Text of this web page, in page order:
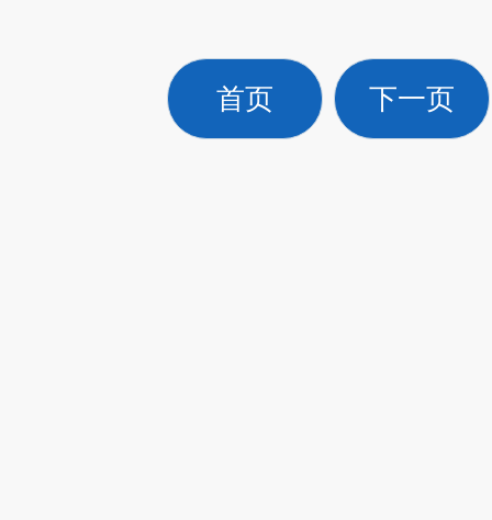
首页 下一页